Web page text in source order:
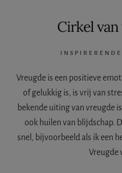
Cirkel
Vreugde is een positieve
of gelukkig is, is vrij van
bekende uiting van vreugde
ook huilen van blijdschap.
snel, bijvoorbeeld als ik een
Vreugde